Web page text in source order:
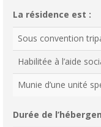
La résidence est :
Sous convention
Habilitée à l’aide
Munie d’une unité
Durée de